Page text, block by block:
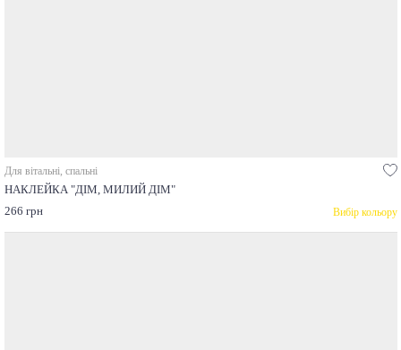
Для вітальні, спальні
НАКЛЕЙКА "ДІМ, МИЛИЙ ДІМ"
266 грн
Вибір кольору